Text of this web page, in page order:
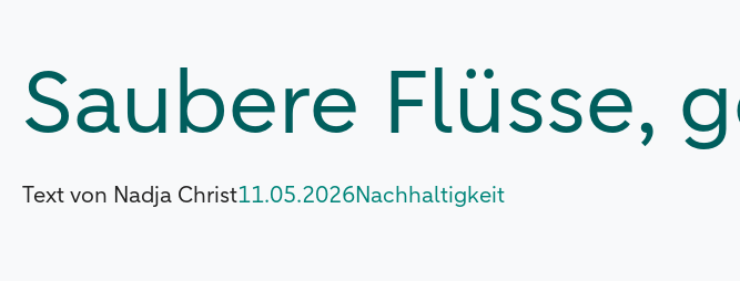
Saubere Flüsse,
Text von Nadja Christ11.05.2026Nachhaltigkeit